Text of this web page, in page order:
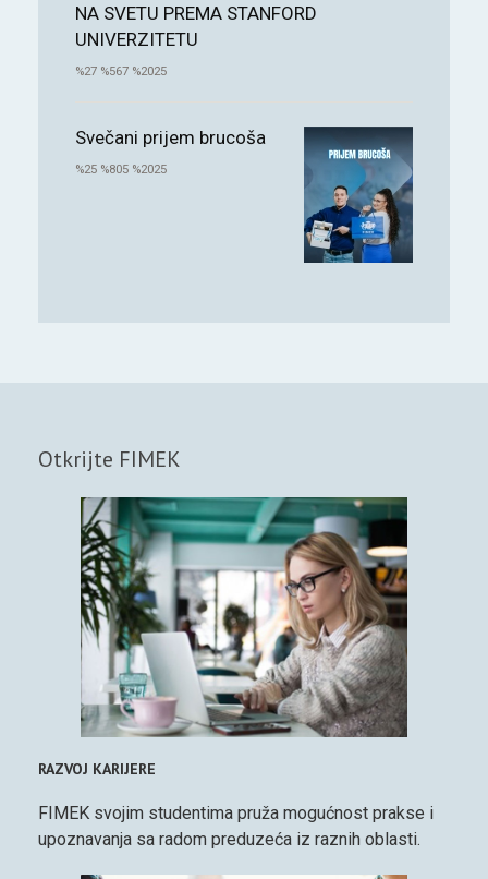
NA SVETU PREMA STANFORD
UNIVERZITETU
%27 %567 %2025
Svečani prijem brucoša
%25 %805 %2025
Otkrijte FIMEK
RAZVOJ KARIJERE
FIMEK svojim studentima pruža mogućnost prakse i
upoznavanja sa radom preduzeća iz raznih oblasti.